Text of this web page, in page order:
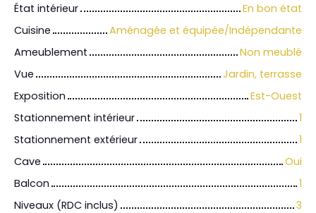
État intérieur
En bon état
Cuisine
Aménagée et équipée/Indépendante
Ameublement
Non meublé
Vue
Jardin, terrasse
Exposition
Est-Ouest
Stationnement intérieur
1
Stationnement extérieur
1
Cave
Oui
Balcon
1
Niveaux (RDC inclus)
3